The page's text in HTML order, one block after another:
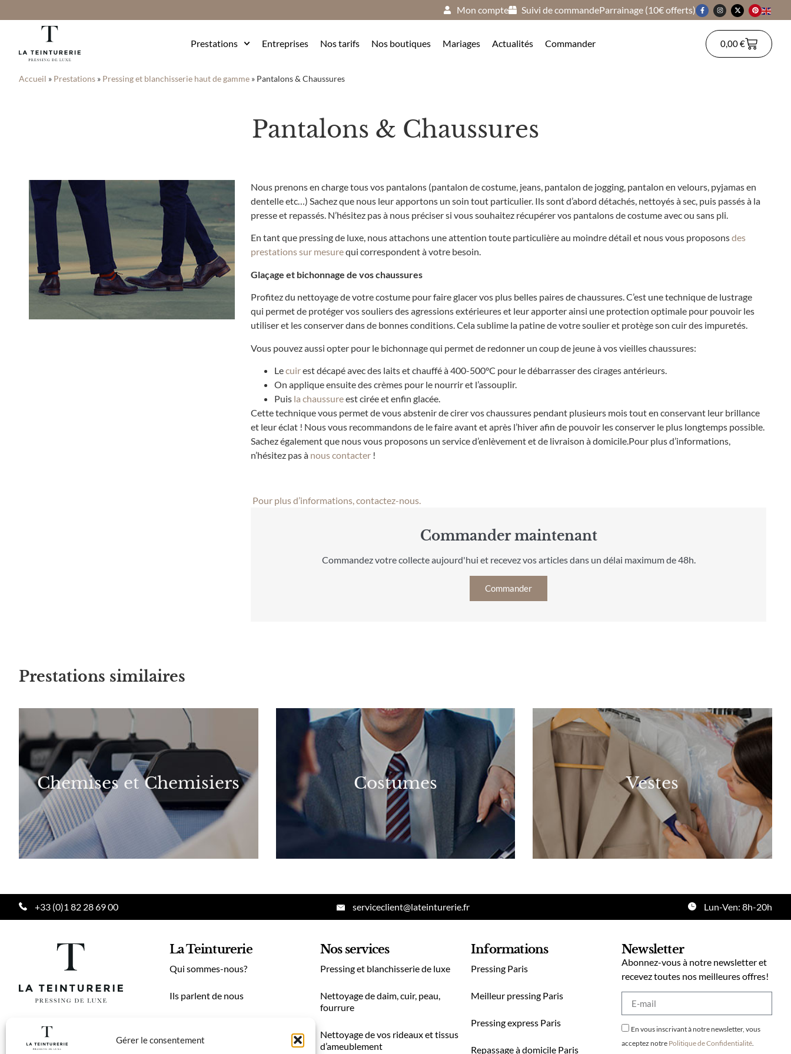
Gérer le consentement
Mon compte Suivi de commandeParrainage (10€ offerts)
Prestations Entreprises Nos tarifs Nos boutiques Mariages Actualités Commander 0,00€
Accueil » Prestations » Pressing et blanchisserie haut de gamme » Pantalons & Chaussures
Pantalons & Chaussures
Nous prenons en charge tous vos pantalons (pantalon de costume, jeans, pantalon de jogging, pantalon en velours, pyjamas en
dentelle etc…) Sachez que nous leur apportons un soin tout particulier. Ils sont d’abord détachés, nettoyés à sec, puis passés à la
presse et repassés. N’hésitez pas à nous préciser si vous souhaitez récupérer vos pantalons de costume avec ou sans pli.
En tant que pressing de luxe, nous attachons une attention toute particulière au moindre détail et nous vous proposonsdes
prestations sur mesurequi correspondent à votre besoin.
Glaçage et bichonnage de vos chaussures
Profitez du nettoyage de votre costume pour faire glacer vos plus belles paires de chaussures. C’est une technique de lustrage
qui permet de protéger vos souliers des agressions extérieures et leur apporter ainsi une protection optimale pour pouvoir les
utiliser et les conserver dans de bonnes conditions. Cela sublime la patine de votre soulier et protège son cuir des impuretés.
Vous pouvez aussi opter pour le bichonnage qui permet de redonner un coup de jeune à vos vieilles chaussures:
Lecuirest décapé avec des laits et chauffé à 400-500°C pour le débarrasser des cirages antérieurs.
On applique ensuite des crèmes pour le nourrir et l’assouplir.
Puis la chaussureest cirée et enfin glacée.
Cette technique vous permet de vous abstenir de cirer vos chaussures pendant plusieurs mois tout en conservant leur brillance
et leur éclat ! Nous vous recommandons de le faire avant et après l’hiver afin de pouvoir les conserver le plus longtemps possible.
Sachez également que nous vous proposons un service d’enlèvement et de livraison à domicile.Pour plus d’informations,
n’hésitez pas à nous contacter !
Pour plus d’informations, contactez-nous.
Commander maintenant
Commandez votre collecte aujourd'hui et recevez vos articles dans un délai maximum de 48h.
Commander
Prestations similaires
Chemises et Chemisiers Costumes Vestes
+33 (0)1 82 28 69 00 serviceclient@lateinturerie.fr Lun-Ven: 8h-20h
La Teinturerie
Qui sommes-nous?
Ils parlent de nous
Nos services
Pressing et blanchisserie de luxe
Nettoyage de daim, cuir, peau,
fourrure
Nettoyage de vos rideaux et tissus
d’ameublement
Informations
Pressing Paris
Meilleur pressing Paris
Pressing express Paris
Repassage à domicile Paris
Newsletter
Abonnez-vous à notre newsletter et
recevez toutes nos meilleures offres!
En vous inscrivant à notre newsletter, vous
acceptez notre Politique de Confidentialité.